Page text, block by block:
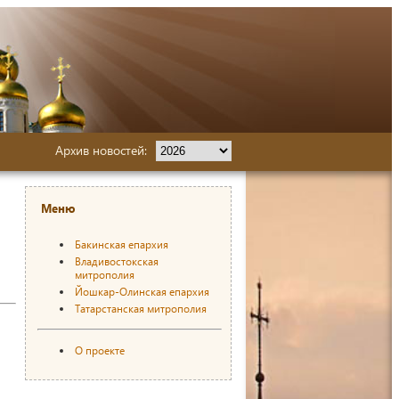
Архив новостей:
Меню
Бакинская епархия
Владивостокская
митрополия
Йошкар-Олинская епархия
Татарстанская митрополия
О проекте